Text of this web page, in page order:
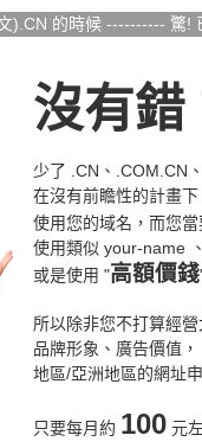
).CN 的時候 ---------- 驚!
沒有錯
少了 .CN、.COM.CN
在沒有前瞻性的計畫
使用您的域名，而您
使用類似 your-name
或是使用 "高額價錢
所以除非您不打算經
品牌形象、廣告價值
地區/亞洲地區的網址
只要每月約 100 元